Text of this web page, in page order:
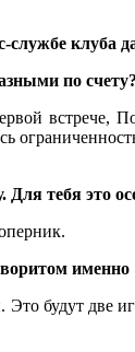
службе
по счету?
встрече,
тебя это
будут две